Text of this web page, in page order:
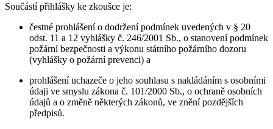
Součástí přihlášky ke zkoušce je:
čestné prohlášení o dodržení podmínek uvedených v § 20
odst. 11 a 12 vyhlášky č. 246/2001 Sb., o stanovení podmínek
požární bezpečnosti a výkonu státního požárního dozoru
(vyhlášky o požární prevenci) a
prohlášení uchazeče o jeho souhlasu s nakládáním s osobními
údaji ve smyslu zákona č. 101/2000 Sb., o ochraně osobních
údajů a o změně některých zákonů, ve znění pozdějších
předpisů.